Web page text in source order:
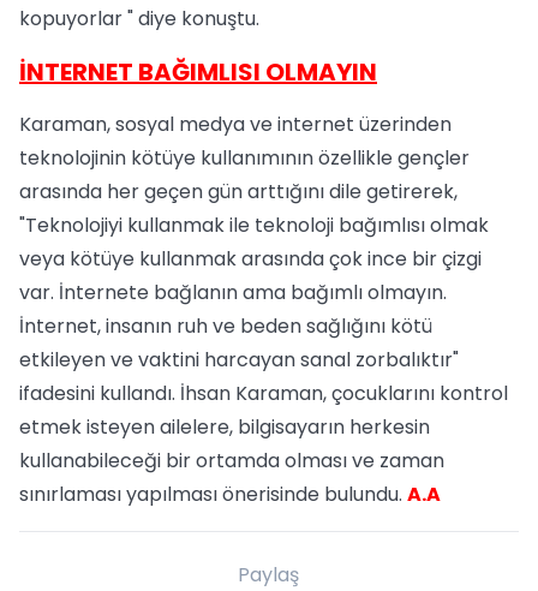
kopuyorlar " diye konuştu.
İNTERNET BAĞIMLISI OLMAYIN
Karaman, sosyal medya ve internet üzerinden
teknolojinin kötüye kullanımının özellikle gençler
arasında her geçen gün arttığını dile getirerek,
"Teknolojiyi kullanmak ile teknoloji bağımlısı olmak
veya kötüye kullanmak arasında çok ince bir çizgi
var. İnternete bağlanın ama bağımlı olmayın.
İnternet, insanın ruh ve beden sağlığını kötü
etkileyen ve vaktini harcayan sanal zorbalıktır"
ifadesini kullandı. İhsan Karaman, çocuklarını kontrol
etmek isteyen ailelere, bilgisayarın herkesin
kullanabileceği bir ortamda olması ve zaman
sınırlaması yapılması önerisinde bulundu. A.A
Paylaş